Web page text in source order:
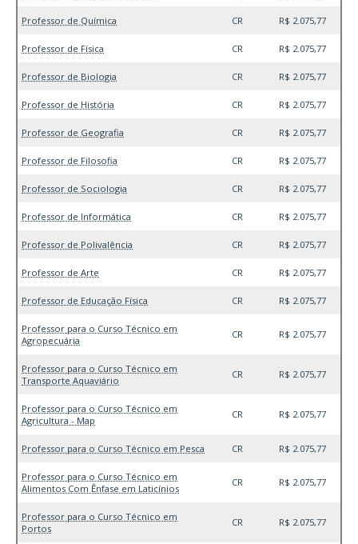
Professor de Química CR R$ 2.075,77
Professor de Física CR R$ 2.075,77
Professor de Biologia CR R$ 2.075,77
Professor de História CR R$ 2.075,77
Professor de Geografia CR R$ 2.075,77
Professor de Filosofia CR R$ 2.075,77
Professor de Sociologia CR R$ 2.075,77
Professor de Informática CR R$ 2.075,77
Professor de Polivalência CR R$ 2.075,77
Professor de Arte CR R$ 2.075,77
Professor de Educação Física CR R$ 2.075,77
Professor para o Curso Técnico em
Agropecuária
CR R$ 2.075,77
Professor para o Curso Técnico em
Transporte Aquaviário
CR R$ 2.075,77
Professor para o Curso Técnico em
Agricultura - Map
CR R$ 2.075,77
Professor para o Curso Técnico em Pesca CR R$ 2.075,77
Professor para o Curso Técnico em
Alimentos Com Ênfase em Laticínios
CR R$ 2.075,77
Professor para o Curso Técnico em
Portos
CR R$ 2.075,77